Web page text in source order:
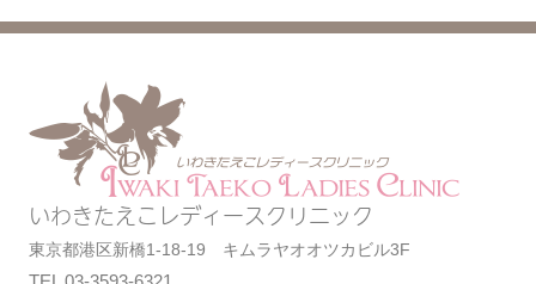
いわきたえこレディースクリニック
東京都港区新橋1-18-19 キムラヤオオツカビル3F